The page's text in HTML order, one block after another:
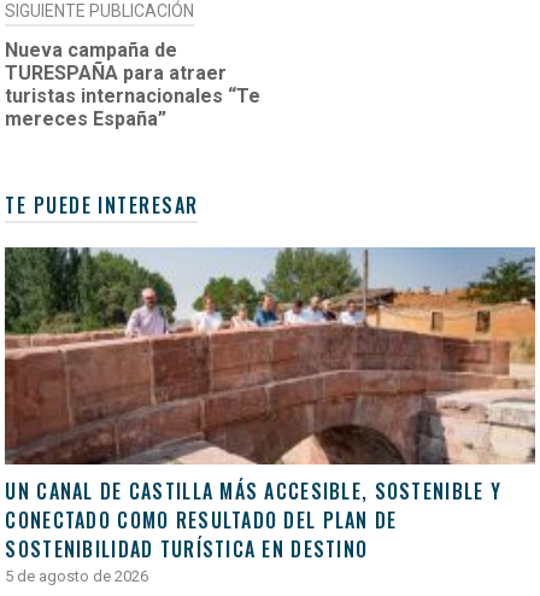
SIGUIENTE PUBLICACIÓN
Nueva campaña de
TURESPAÑA para atraer
turistas internacionales “Te
mereces España”
TE PUEDE INTERESAR
UN CANAL DE CASTILLA MÁS ACCESIBLE, SOSTENIBLE Y
CONECTADO COMO RESULTADO DEL PLAN DE
SOSTENIBILIDAD TURÍSTICA EN DESTINO
5 de agosto de 2026